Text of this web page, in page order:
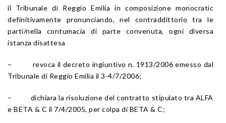
il Tribunale di Reggio Emilia in composizione monocratic
definitivamente pronunciando, nel contraddittorio tra le
parti/nella contumacia di parte convenuta, ogni diversa
istanza disattesa
– revoca il decreto ingiuntivo n. 1913/2006 emesso dal
Tribunale di Reggio Emilia il 3-4/7/2006;
– dichiara la risoluzione del contratto stipulato tra ALFA
e BETA & C il 7/4/2005, per colpa di BETA & C;